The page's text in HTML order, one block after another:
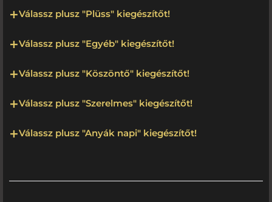
Válassz plusz "Plüss" kiegészítőt!
Válassz plusz "Egyéb" kiegészítőt!
Válassz plusz "Köszöntő" kiegészítőt!
Válassz plusz "Szerelmes" kiegészítőt!
Válassz plusz "Anyák napi" kiegészítőt!